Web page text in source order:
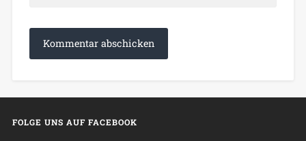
FOLGE UNS AUF FACEBOOK